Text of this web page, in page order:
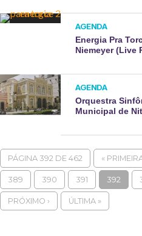
AGENDA
Energia Pra
Niemeyer (Live
AGENDA
Orquestra
Municipal de
PÁGINA 392 DE 462 «
389 390 391 392
PRÓXIMO › ÚLTIMA »